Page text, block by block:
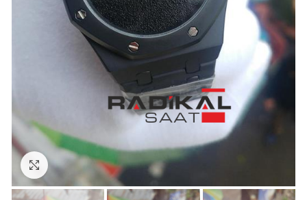
Görseli Büyütün